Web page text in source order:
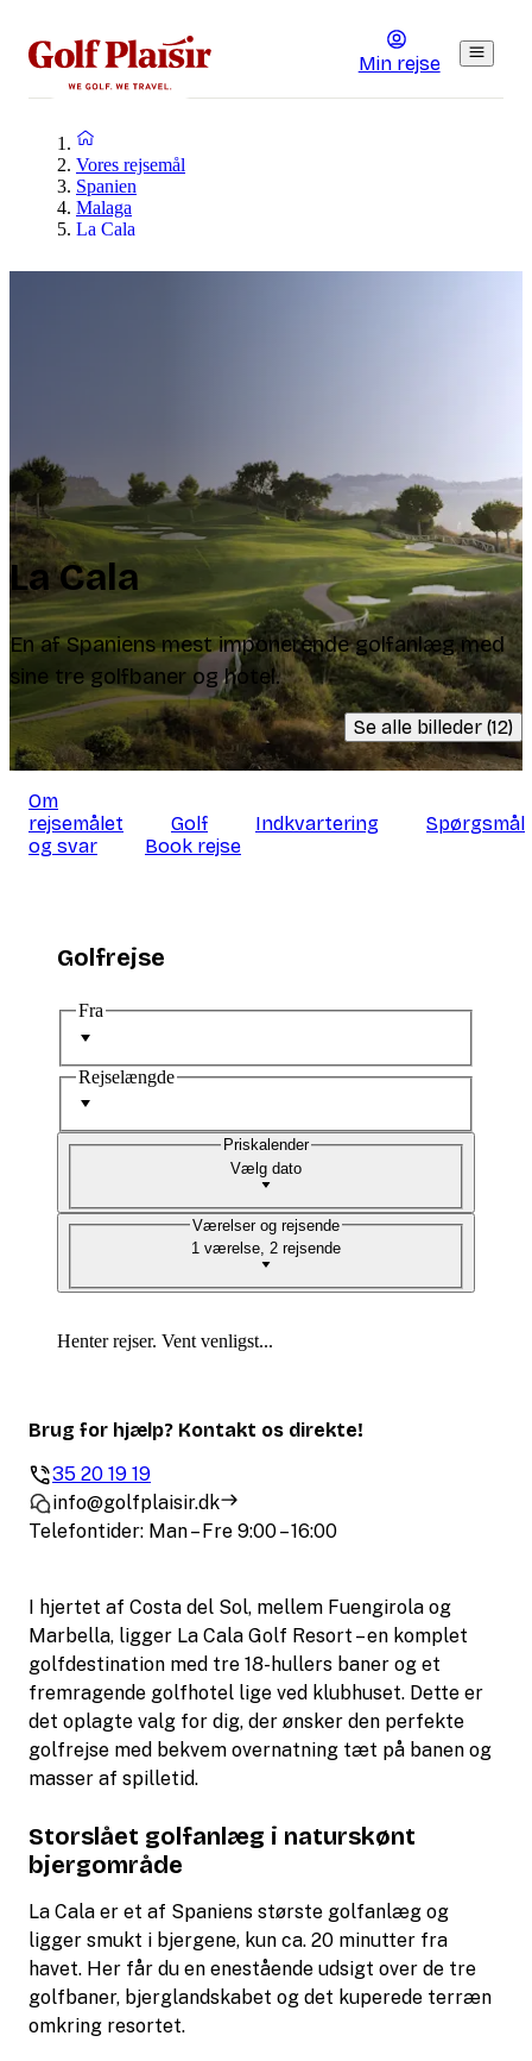
Min rejse
Vores rejsemål
Spanien
Malaga
La Cala
La Cala
En af Spaniens mest imponerende golfanlæg med
sine tre golfbaner og hotel.
Se alle billeder (12)
Om
rejsemålet
Golf Indkvartering
Spørgsmål
og svar
Book rejse
I hjertet af Costa del Sol, mellem Fuengirola og
Marbella, ligger La Cala Golf Resort – en komplet
golfdestination med tre 18-hullers baner og et
fremragende golfhotel lige ved klubhuset. Dette er
det oplagte valg for dig, der ønsker den perfekte
golfrejse med bekvem overnatning tæt på banen og
masser af spilletid.
Storslået golfanlæg i naturskønt
bjergområde
La Cala er et af Spaniens største golfanlæg og
ligger smukt i bjergene, kun ca. 20 minutter fra
havet. Her får du en enestående udsigt over de tre
golfbaner, bjerglandskabet og det kuperede terræn
omkring resortet.
Golfrejse
Fra
Rejselængde
Vælg dato
Priskalender
1 værelse, 2 rejsende
Værelser og rejsende
Henter rejser. Vent venligst...
Brug for hjælp? Kontakt os direkte!
35 20 19 19
info@golfplaisir.dk
Telefontider: Man – Fre 9:00 – 16:00